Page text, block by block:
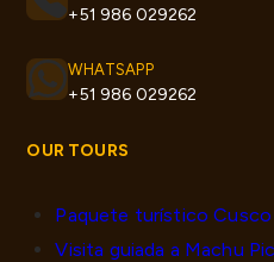
+51 986 029262
WHATSAPP
+51 986 029262
OUR TOURS
Paquete turístico Cusco
Visita guiada a Machu